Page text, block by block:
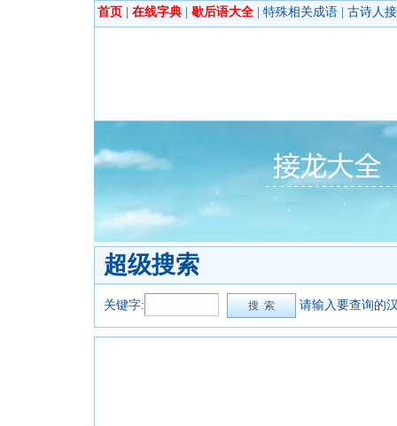
首页 在线字典 歇后语大全 特殊相关成语 古诗人
超级搜索
关键字: 请输入要查询的